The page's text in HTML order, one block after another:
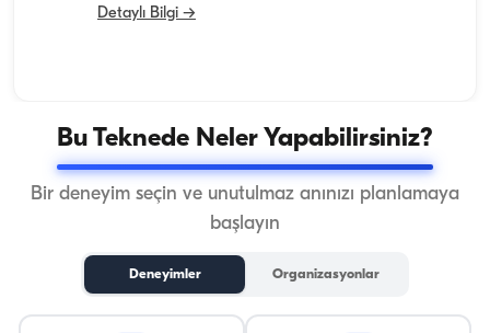
Detaylı Bilgi →
Bu Teknede Neler Yapabilirsiniz?
Bir deneyim seçin ve unutulmaz anınızı planlamaya
başlayın
Deneyimler Organizasyonlar